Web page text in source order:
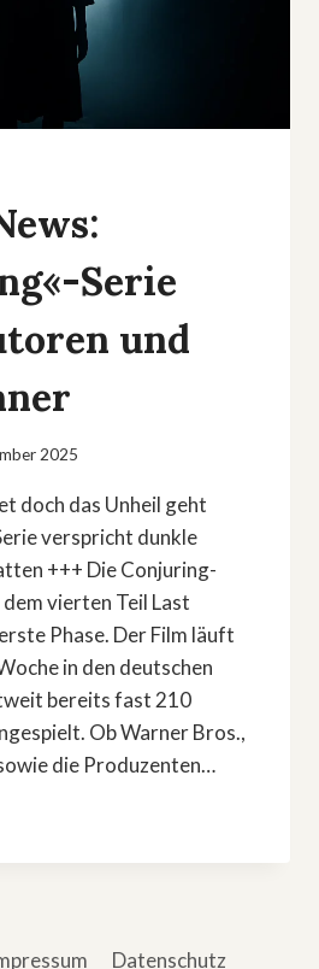
Serie
und
2025
doch das Unheil geht
verspricht dunkle
+++ Die Conjuring-
vierten Teil Last
Phase. Der Film läuft
in den deutschen
bereits fast 210
Ob Warner Bros.,
die Produzenten…
Datenschutz